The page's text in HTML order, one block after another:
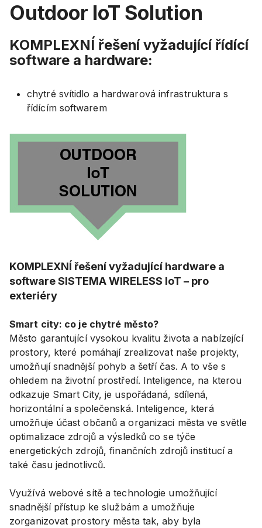
Outdoor IoT Solution
KOMPLEXNÍ řešení vyžadující řídící
software a hardware:
chytré svítidlo a hardwarová infrastruktura s
řídícím softwarem
KOMPLEXNÍ řešení vyžadující hardware a
software SISTEMA WIRELESS IoT – pro
exteriéry
Smart city: co je chytré město?
Město garantující vysokou kvalitu života a nabízející
prostory, které pomáhají zrealizovat naše projekty,
umožňují snadnější pohyb a šetří čas. A to vše s
ohledem na životní prostředí. Inteligence, na kterou
odkazuje Smart City, je uspořádaná, sdílená,
horizontální a společenská. Inteligence, která
umožňuje účast občanů a organizaci města ve světle
optimalizace zdrojů a výsledků co se týče
energetických zdrojů, finančních zdrojů institucí a
také času jednotlivců.
Využívá webové sítě a technologie umožňující
snadnější přístup ke službám a umožňuje
zorganizovat prostory města tak, aby byla